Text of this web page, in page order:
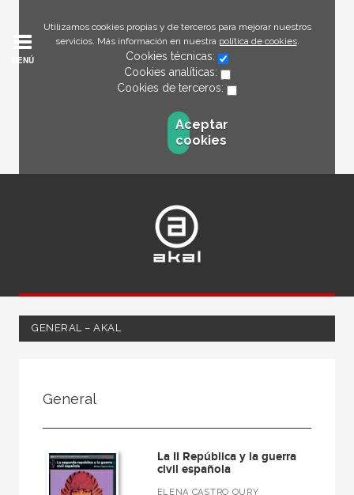
Utilizamos cookies propias y de terceros para mejorar nuestros
servicios. Más información en nuestra política de cookies.
Cookies técnicas:
Cookies analíticas:
Cookies de terceros:
Aceptar
cookies
MENÚ
GENERAL – AKAL
Ciencias humanas y sociales
Historia
General
General
La II República y la guerra
civil española
ELENA CASTRO OURY